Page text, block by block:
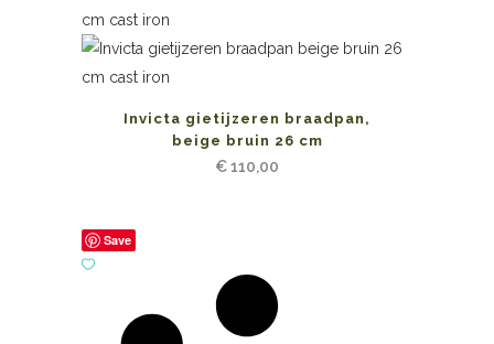
Invicta gietijzeren braadpan,
beige bruin 26 cm
€110,00
Save